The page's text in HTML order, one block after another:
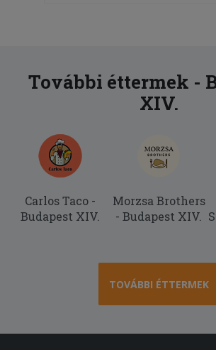
rég ettem ilyen jót
További éttermek -
XIV.
Carlos Taco -
Budapest XIV.
Morzsa Brothers
- Budapest XIV.
TOVÁBBI ÉTTERMEK